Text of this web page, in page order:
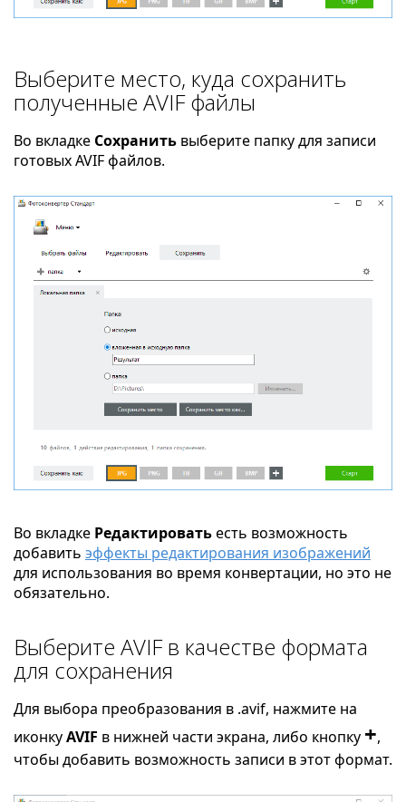
Выберите место, куда сохранить
полученные AVIF файлы
Во вкладке Сохранить выберите папку для записи
готовых AVIF файлов.
Во вкладке Редактироватьесть возможность
добавить эффекты редактирования изображений
для использования во время конвертации, но это не
обязательно.
Выберите AVIF в качестве формата
для сохранения
Для выбора преобразования в .avif, нажмите на
иконкуAVIF в нижней части экрана, либо кнопку +,
чтобы добавить возможность записи в этот формат.